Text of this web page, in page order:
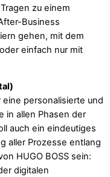
zu einem
Business
gehen, mit dem
einfach nur mit
eine personalisierte und
in allen Phasen der
auch ein eindeutiges
aller Prozesse entlang
HUGO BOSS sein:
digitalen